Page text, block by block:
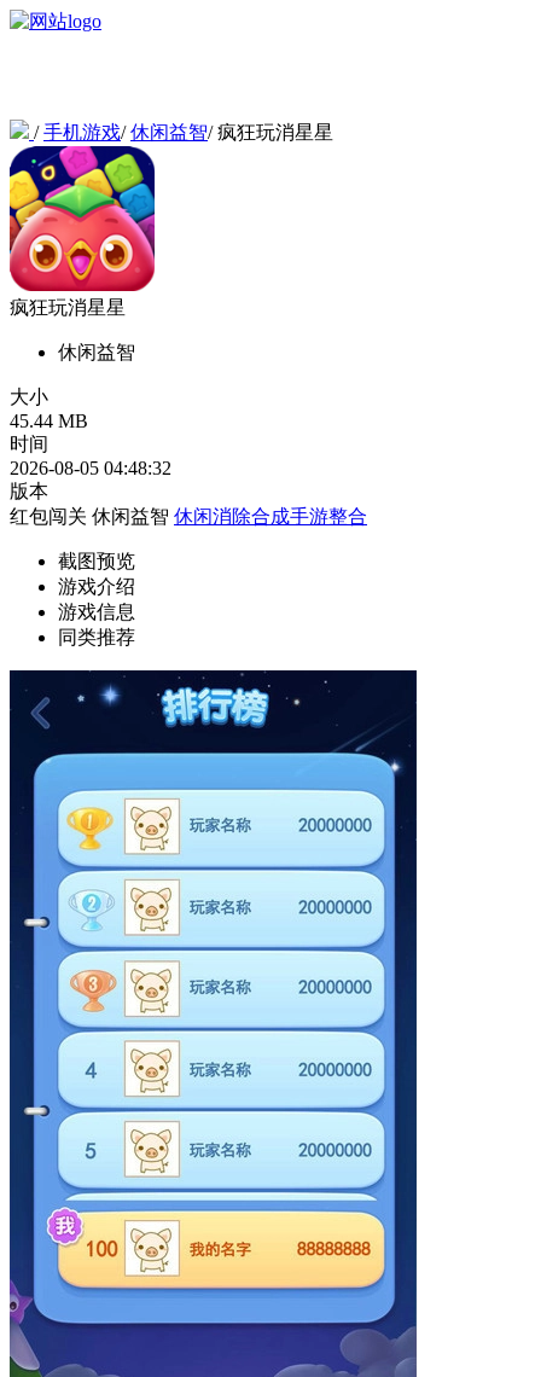
/手机游戏/休闲益智/疯狂玩消星星
疯狂玩消星星
休闲益智
大小
45.44 MB
时间
2026-08-05 04:48:32
版本
红包闯关 休闲益智 休闲消除合成手游整合
截图预览
游戏介绍
游戏信息
同类推荐